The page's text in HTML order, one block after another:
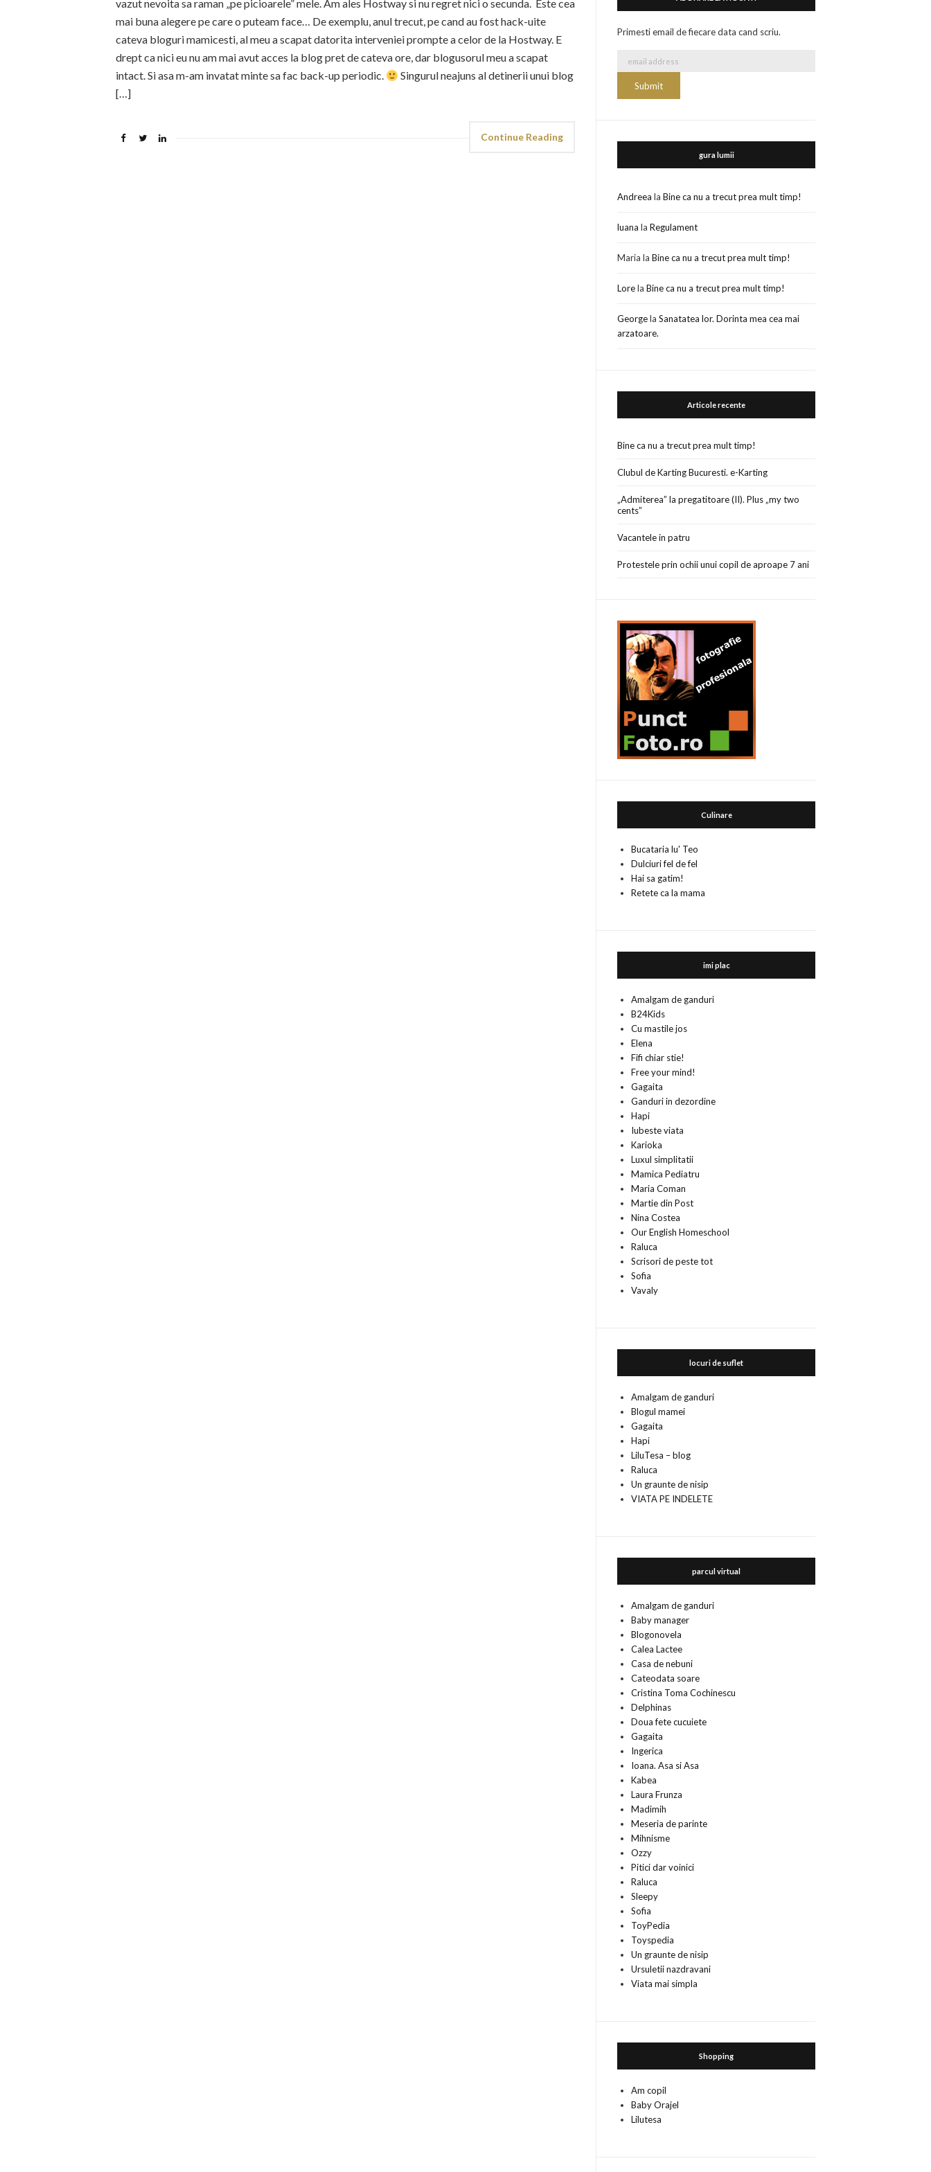
vazut nevoita sa raman „pe picioarele” mele. Am ales Hostway si nu regret nici o secunda. Este cea
mai buna alegere pe care o puteam face… De exemplu, anul trecut, pe cand au fost hack-uite
cateva bloguri mamicesti, al meu a scapat datorita interveniei prompte a celor de la Hostway. E
drept ca nici eu nu am mai avut acces la blog pret de cateva ore, dar blogusorul meu a scapat
intact. Si asa m-am invatat minte sa fac back-up periodic.
Singurul neajuns al detinerii unui blog
[…]
Continue Reading
Primesti email de fiecare data cand scriu.
gura lumii
Andreea laBine ca nu a trecut prea mult timp!
luana laRegulament
Maria laBine ca nu a trecut prea mult timp!
LorelaBine ca nu a trecut prea mult timp!
GeorgelaSanatatea lor. Dorinta mea cea mai
arzatoare.
Articole recente
Bine ca nu a trecut prea mult timp!
Clubul de Karting Bucuresti. e-Karting
„Admiterea” la pregatitoare (II). Plus „my two
cents”
Vacantele in patru
Protestele prin ochii unui copil de aproape 7 ani
Culinare
Bucataria lu' Teo
Dulciuri fel de fel
Hai sa gatim!
Retete ca la mama
imi plac
Amalgam de ganduri
B24Kids
Cu mastile jos
Elena
Fifi chiar stie!
Free your mind!
Gagaita
Ganduri in dezordine
Hapi
Iubeste viata
Karioka
Luxul simplitatii
Mamica Pediatru
Maria Coman
Martie din Post
Nina Costea
Our English Homeschool
Raluca
Scrisori de peste tot
Sofia
Vavaly
locuri de suflet
Amalgam de ganduri
Blogul mamei
Gagaita
Hapi
LiluTesa – blog
Raluca
Un graunte de nisip
VIATA PE INDELETE
parcul virtual
Amalgam de ganduri
Baby manager
Blogonovela
Calea Lactee
Casa de nebuni
Cateodata soare
Cristina Toma Cochinescu
Delphinas
Doua fete cucuiete
Gagaita
Ingerica
Ioana. Asa si Asa
Kabea
Laura Frunza
Madimih
Meseria de parinte
Mihnisme
Ozzy
Pitici dar voinici
Raluca
Sleepy
Sofia
ToyPedia
Toyspedia
Un graunte de nisip
Ursuletii nazdravani
Viata mai simpla
Shopping
Am copil
Baby Orajel
Lilutesa